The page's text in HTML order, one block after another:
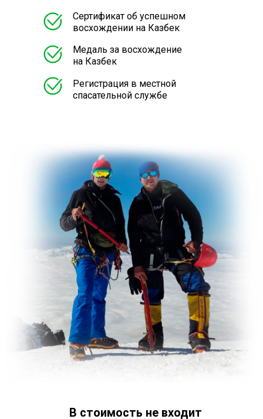
В стоимость не входит
Сертификат об успешном
восхождении на Казбек
Медаль за восхождение
на Казбек
Регистрация в местной
спасательной службе